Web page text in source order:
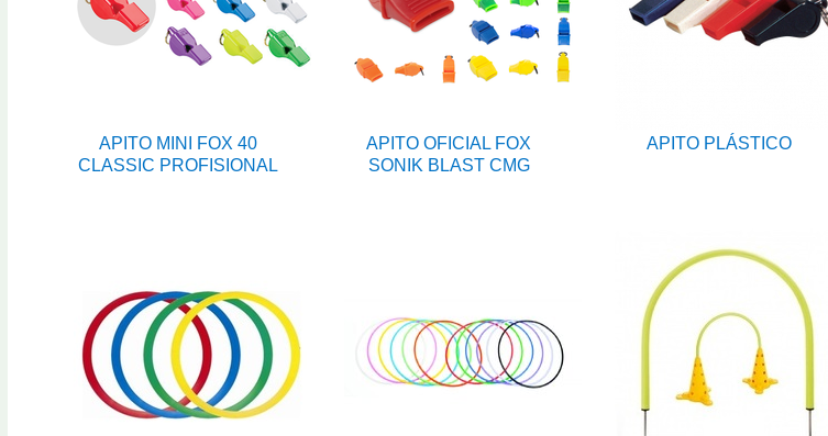
APITO MINI FOX 40
CLASSIC PROFISIONAL
APITO OFICIAL FOX
SONIK BLAST CMG
APITO PLÁSTICO